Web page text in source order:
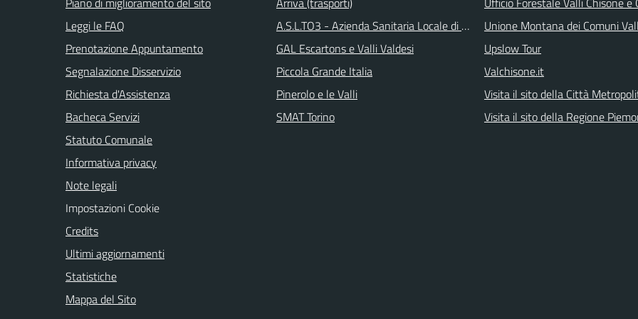
Leggi le FAQ
Prenotazione Appuntamento
Segnalazione Disservizio
Richiesta d'Assistenza
Bacheca Servizi
Statuto Comunale
Informativa privacy
Note legali
Impostazioni Cookie
Credits
Ultimi aggiornamenti
Statistiche
Mappa del Sito
A.S.L.TO3 - Azienda Sanitaria Locale di Collegno e Pinerolo
GAL Escartons e Valli Valdesi
Piccola Grande Italia
Pinerolo e le Valli
SMAT Torino
Unione Montana dei Comuni
Upslow Tour
Valchisone.it
Visita il sito della Città
Visita il sito della Regione